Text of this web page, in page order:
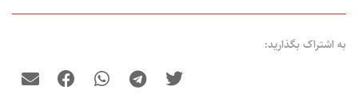
به اشتراک بگذارید: